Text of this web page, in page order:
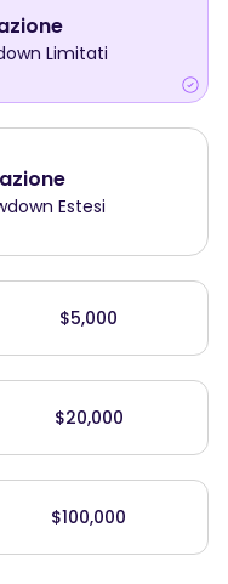
Limitati
Estesi
$5,000
$20,000
$100,000